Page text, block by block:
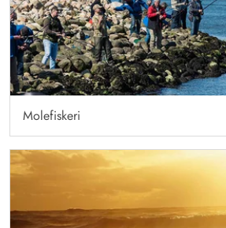
Molefiskeri